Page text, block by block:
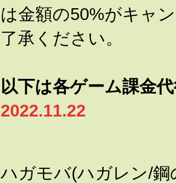
は金額の50%がキャ
了承ください。
以下は各ゲーム課金
2022.11.22
ハガモバ(ハガレン/鋼